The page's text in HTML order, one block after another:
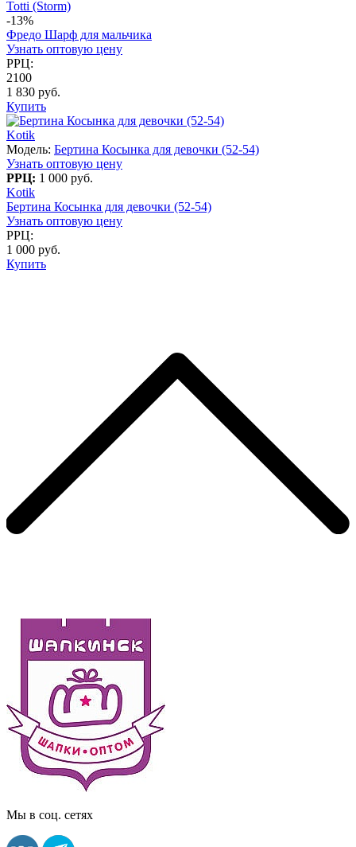
Totti (Storm)
-13%
Фредо Шарф для мальчика
Узнать оптовую цену
РРЦ:
2100
1 830 руб.
Купить
Kotik
Модель: Бертина Косынка для девочки (52-54)
Узнать оптовую цену
РРЦ: 1 000 руб.
Kotik
Бертина Косынка для девочки (52-54)
Узнать оптовую цену
РРЦ:
1 000 руб.
Купить
Мы в соц. сетях